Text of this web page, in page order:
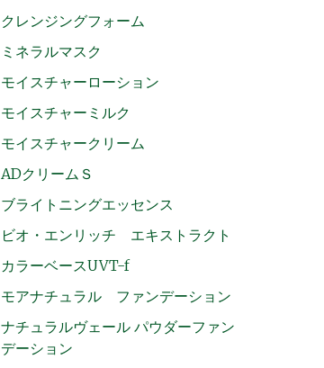
クレンジングフォーム
ミネラルマスク
モイスチャーローション
モイスチャーミルク
モイスチャークリーム
ADクリームＳ
ブライトニングエッセンス
ビオ・エンリッチ エキストラクト
カラーベースUVT-f
モアナチュラル ファンデーション
ナチュラルヴェール パウダーファン
デーション